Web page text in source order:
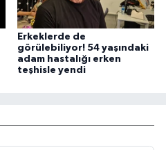
Erkeklerde de
görülebiliyor! 54 yaşındaki
adam hastalığı erken
teşhisle yendi